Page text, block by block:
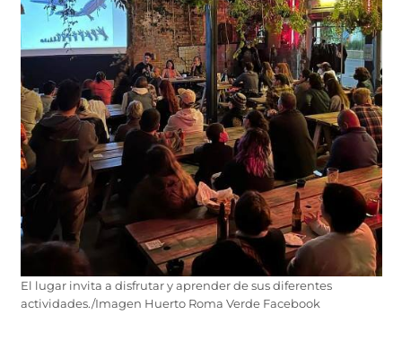
El lugar invita a disfrutar y aprender de sus diferentes
actividades./Imagen Huerto Roma Verde Facebook